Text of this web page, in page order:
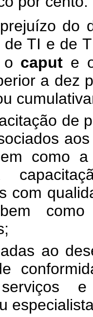
do
de TI e de
o caput e
a dez
de
como
com
ao